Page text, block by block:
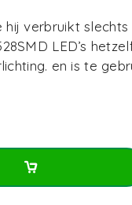
verbruikt slechts
LED’s
en is te